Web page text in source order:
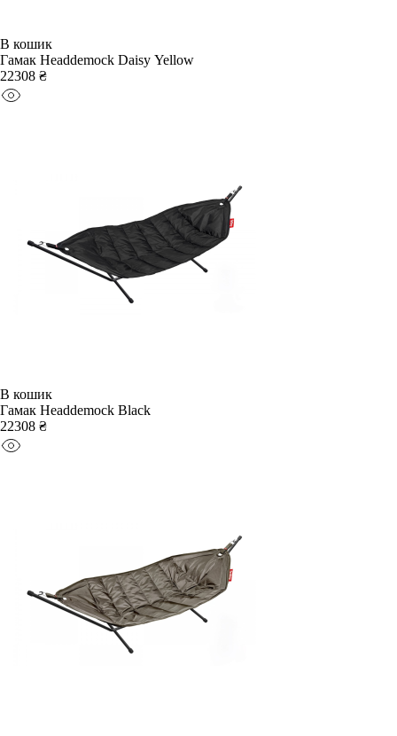
В кошик
Гамак Headdemock Daisy Yellow
22308 ₴
В кошик
Гамак Headdemock Black
22308 ₴